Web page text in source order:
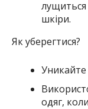
лущиться
шкіри.
Як уберегтися?
Уникайте
одяг,